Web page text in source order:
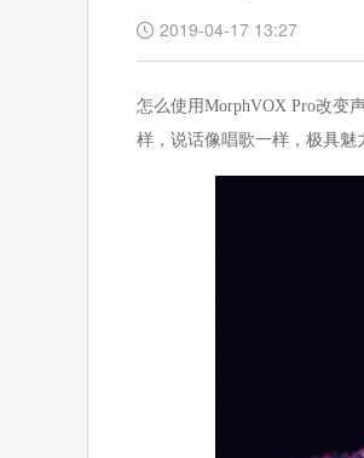
 2019-04-17 13:27
怎么使用MorphVOX Pro改变
样，说话像唱歌一样，极具魅